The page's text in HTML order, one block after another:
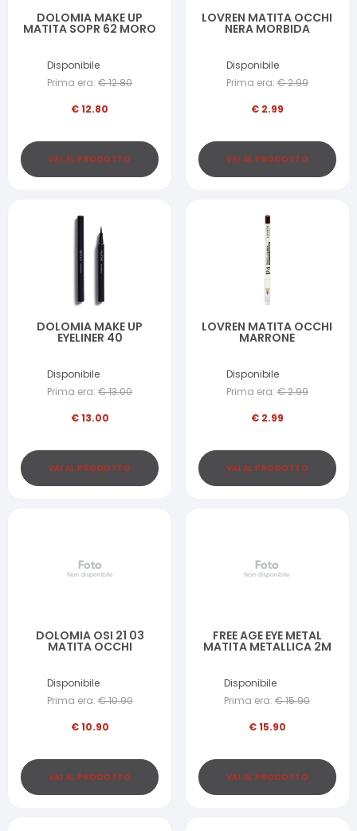
DOLOMIA MAKE UP
MATITA SOPR 62 MORO
Disponibile
Prima era: €12.80
€12.80
VAI AL PRODOTTO
LOVREN MATITA OCCHI
NERA MORBIDA
Disponibile
Prima era: €2.99
€ 2.99
VAI AL PRODOTTO
DOLOMIA MAKE UP
EYELINER 40
Disponibile
Prima era: €13.00
€13.00
VAI AL PRODOTTO
LOVREN MATITA OCCHI
MARRONE
Disponibile
Prima era: €2.99
€ 2.99
VAI AL PRODOTTO
DOLOMIA OSI 21 03
MATITA OCCHI
Disponibile
Prima era: €10.90
€10.90
VAI AL PRODOTTO
FREE AGE EYE METAL
MATITA METALLICA 2M
Disponibile
Prima era: €15.90
€15.90
VAI AL PRODOTTO